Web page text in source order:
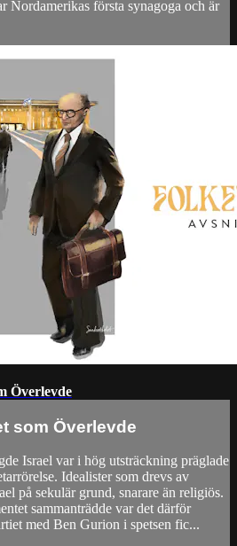
Nordamerikas första synagoga och är
Överlevde
som Överlevde
Israel var i hög utsträckning präglade
Idealister som drevs av
på sekulär grund, snarare än religiös.
sammanträdde var det därför
med Ben Gurion i spetsen fic...